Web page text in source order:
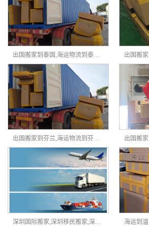
出国搬家到泰国,海运物流到泰国,出国搬家家具海运到泰国
出国搬家到芬兰,海运物流到芬兰,出国搬家家具海运到芬兰
深圳国际搬家,深圳移民搬家,深圳国际搬家公司，海运拼箱、海运整柜